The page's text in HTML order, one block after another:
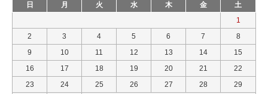
日
月 火 水 木 金 土
1
2
3 4 5 6 7
8
9
10 11 12 13 14
15
16
17 18 19 20 21
22
23
24 25 26 27 28
29